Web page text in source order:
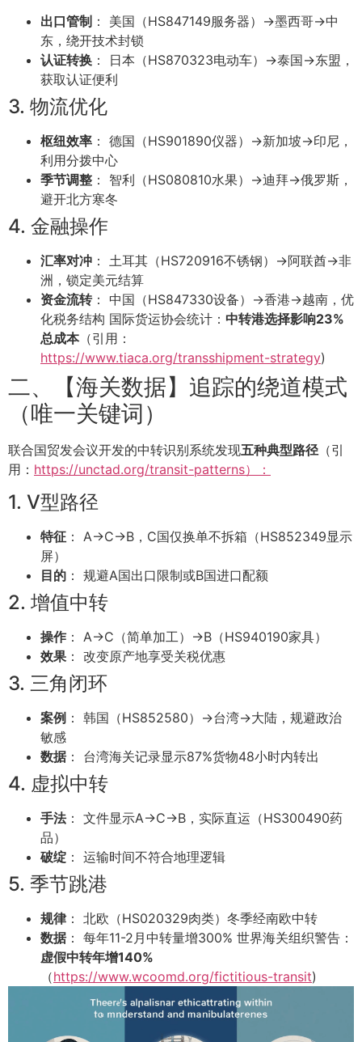
出口管制 ： 美国（HS847149服务器）→墨西哥→中
东，绕开技术封锁
认证转换 ： 日本（HS870323电动车）→泰国→东盟，
获取认证便利
3. 物流优化
枢纽效率 ： 德国（HS901890仪器）→新加坡→印尼，
利用分拨中心
季节调整 ： 智利（HS080810水果）→迪拜→俄罗斯，
避开北方寒冬
4. 金融操作
汇率对冲 ： 土耳其（HS720916不锈钢）→阿联酋→非
洲，锁定美元结算
资金流转： 中国（HS847330设备）→香港→越南，优
化税务结构 国际货运协会统计： 中转港选择影响23%
总成本（引用：
https://www.tiaca.org/transshipment-strategy)
二、【海关数据】追踪的绕道模式
（唯一关键词）
联合国贸发会议开发的中转识别系统发现五种典型路径（引
用： https://unctad.org/transit-patterns）：
1. V型路径
特征 ： A→C→B，C国仅换单不拆箱（HS852349显示
屏）
目的 ： 规避A国出口限制或B国进口配额
2. 增值中转
操作 ： A→C（简单加工）→B（HS940190家具）
效果 ： 改变原产地享受关税优惠
3. 三角闭环
案例 ： 韩国（HS852580）→台湾→大陆，规避政治
敏感
数据： 台湾海关记录显示87%货物48小时内转出
4. 虚拟中转
手法： 文件显示A→C→B，实际直运（HS300490药
品）
破绽 ： 运输时间不符合地理逻辑
5. 季节跳港
规律： 北欧（HS020329肉类）冬季经南欧中转
数据： 每年11-2月中转量增300% 世界海关组织警告：
虚假中转年增140%
（https://www.wcoomd.org/fictitious-transit)